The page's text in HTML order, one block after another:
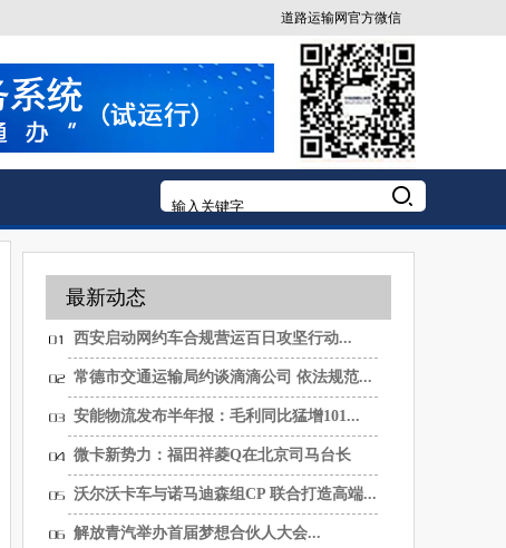
道路运输网官方微信
最新动态
西安启动网约车合规营运百日攻坚行动...
常德市交通运输局约谈滴滴公司 依法规范...
安能物流发布半年报：毛利同比猛增101...
微卡新势力：福田祥菱Q在北京司马台长
城...
沃尔沃卡车与诺马迪森组CP 联合打造高端...
解放青汽举办首届梦想合伙人大会...